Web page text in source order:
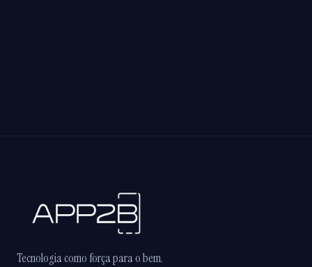
Tecnologia como força para o bem.